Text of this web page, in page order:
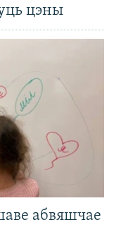
цэны
абвяшчае